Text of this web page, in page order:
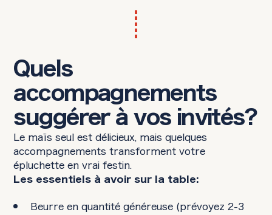
Quels
accompagnements
suggérer à vos invités?
Le maïs seul est délicieux, mais quelques
accompagnements transforment votre
épluchette en vrai festin.
Les essentiels à avoir sur la table:
Beurre en quantité généreuse (prévoyez 2-3